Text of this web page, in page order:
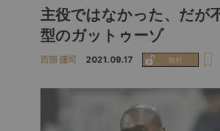
主役ではなかった、だが
型のガットゥーゾ
西部 謙司 2021.09.17